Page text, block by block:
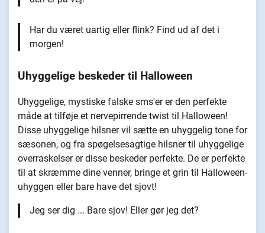
Har du været uartig eller flink? Find ud af det i
morgen!
Uhyggelige beskeder til Halloween
Uhyggelige, mystiske falske sms'er er den perfekte
måde at tilføje et nervepirrende twist til Halloween!
Disse uhyggelige hilsner vil sætte en uhyggelig tone for
sæsonen, og fra spøgelsesagtige hilsner til uhyggelige
overraskelser er disse beskeder perfekte. De er perfekte
til at skræmme dine venner, bringe et grin til Halloween-
uhyggen eller bare have det sjovt!
Jeg ser dig ... Bare sjov! Eller gør jeg det?